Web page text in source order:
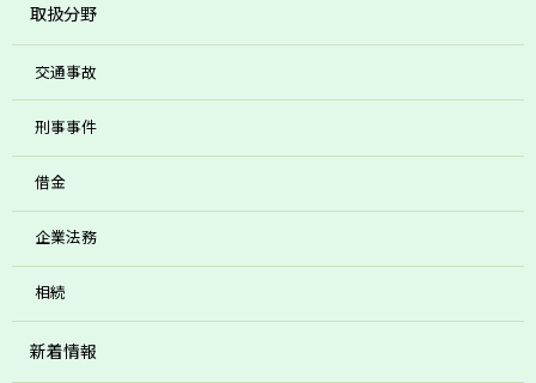
取扱分野
交通事故
刑事事件
借金
企業法務
相続
新着情報